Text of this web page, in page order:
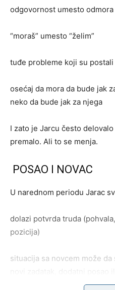
odgovornost umesto odmora
“moraš” umesto “želim”
tuđe probleme koji su
osećaj da mora da bude jak
neko da bude jak za njega
I zato je Jarcu često
premalo. Ali to se menja.
POSAO I NOVAC
U narednom periodu Jarac
dolazi potvrda truda
pozicija)
situacija sa novcem može